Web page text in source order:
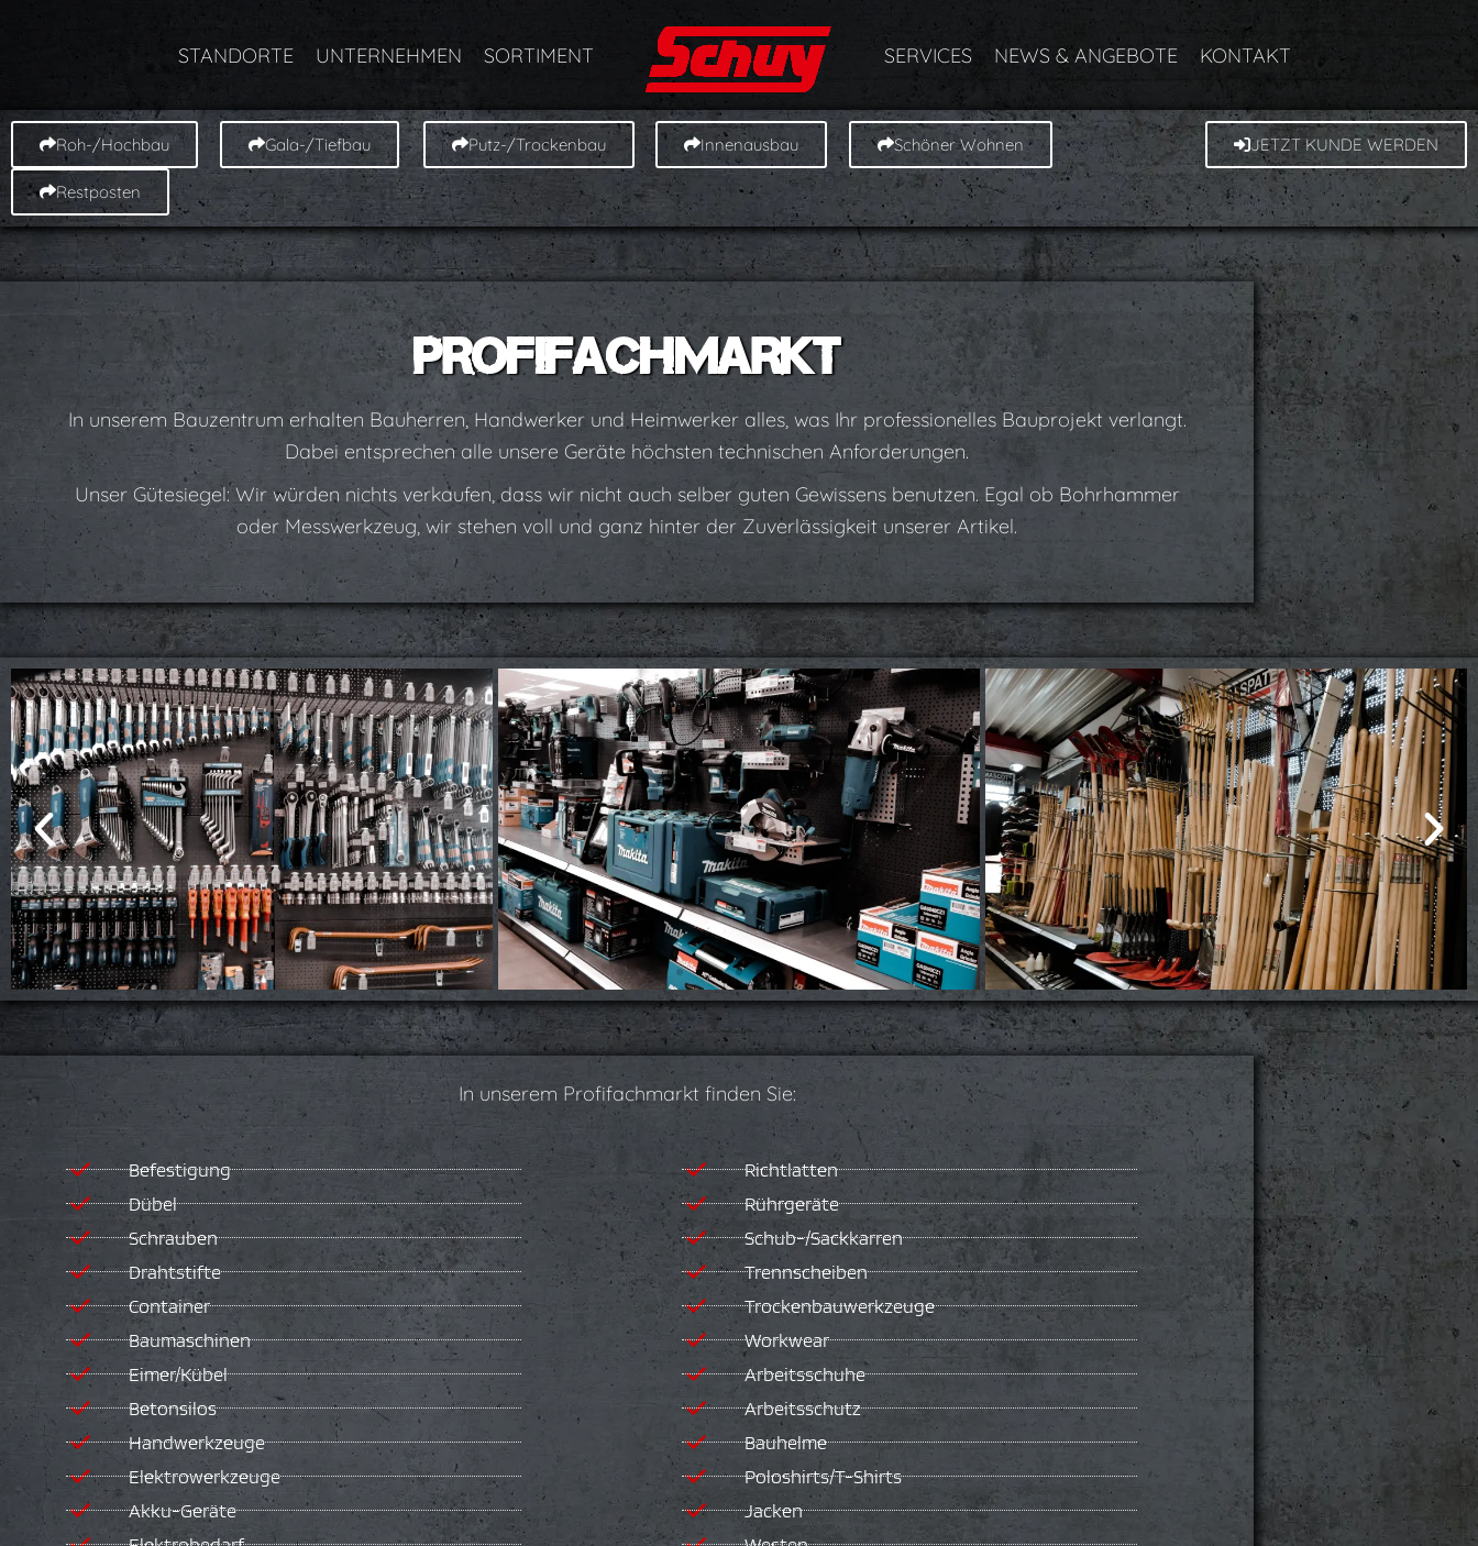
STANDORTE UNTERNEHMEN SORTIMENT SERVICES NEWS & ANGEBOTE KONTAKT
Roh-/Hochbau Gala-/Tiefbau Putz-/Trockenbau Innenausbau Schöner Wohnen
Restposten
JETZT KUNDE WERDEN
PROFIFACHMARKT
In unserem Bauzentrum erhalten Bauherren, Handwerker und Heimwerker alles, was Ihr professionelles Bauprojekt verlangt.
Dabei entsprechen alle unsere Geräte höchsten technischen Anforderungen.
Unser Gütesiegel: Wir würden nichts verkaufen, dass wir nicht auch selber guten Gewissens benutzen. Egal ob Bohrhammer
oder Messwerkzeug, wir stehen voll und ganz hinter der Zuverlässigkeit unserer Artikel.
In unserem Profifachmarkt finden Sie:
Befestigung
Dübel
Schrauben
Drahtstifte
Container
Baumaschinen
Eimer/Kübel
Betonsilos
Handwerkzeuge
Elektrowerkzeuge
Akku-Geräte
Richtlatten
Rührgeräte
Schub-/Sackkarren
Trennscheiben
Trockenbauwerkzeuge
Workwear
Arbeitsschuhe
Arbeitsschutz
Bauhelme
Poloshirts/T-Shirts
Jacken